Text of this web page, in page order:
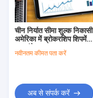
चीन निर्यात सीमा शुल्क निकासी
अमेरिका में ब्रोकरशिप शिपमेंट
नवीनतम कीमत पता करें
अब से संपर्क करें